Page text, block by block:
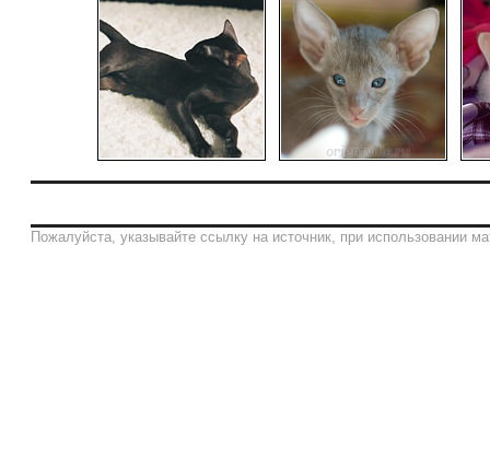
Пожалуйста, указывайте ссылку на источник, при использовании